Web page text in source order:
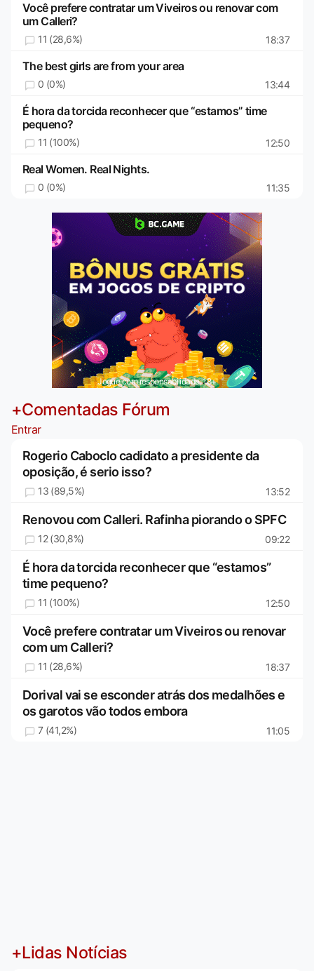
Você prefere contratar um Viveiros ou renovar com
um Calleri?
11 (28,6%) 18:37
The best girls are from your area
0 (0%) 13:44
É hora da torcida reconhecer que “estamos” time
pequeno?
11 (100%) 12:50
Real Women. Real Nights.
0 (0%) 11:35
Jogue com responsabilidade. 18+
+Comentadas Fórum
Entrar
Rogerio Caboclo cadidato a presidente da
oposição, é serio isso?
13 (89,5%) 13:52
Renovou com Calleri. Rafinha piorando o SPFC
12 (30,8%) 09:22
É hora da torcida reconhecer que “estamos”
time pequeno?
11 (100%) 12:50
Você prefere contratar um Viveiros ou renovar
com um Calleri?
11 (28,6%) 18:37
Dorival vai se esconder atrás dos medalhões e
os garotos vão todos embora
7 (41,2%) 11:05
+Lidas Notícias